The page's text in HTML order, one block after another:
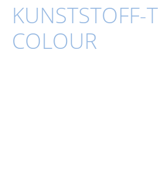
KUNSTSTOFF-
COLOUR